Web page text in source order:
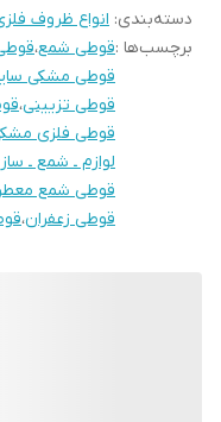
دسته‌بندی: انواع ظروف
برچسب‌ها :قوطی شمع،
قوطی مشکی سایز
قوطی تزیینی،
قوطی فلزی
لوازم ـ شمع ـ
قوطی شمع
قوطی زعفران،